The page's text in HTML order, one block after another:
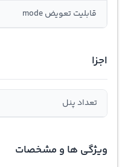
قابلیت تعویض mode
اجزا
تعداد پنل
ویژگی ها و مشخصات